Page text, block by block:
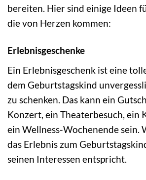
bereiten. Hier sind einige Ideen
die von Herzen kommen:
Erlebnisgeschenke
Ein Erlebnisgeschenk ist eine
dem Geburtstagskind
zu schenken. Das kann ein
Konzert, ein Theaterbesuch, ein
ein Wellness-Wochenende sein.
das Erlebnis zum
seinen Interessen entspricht.